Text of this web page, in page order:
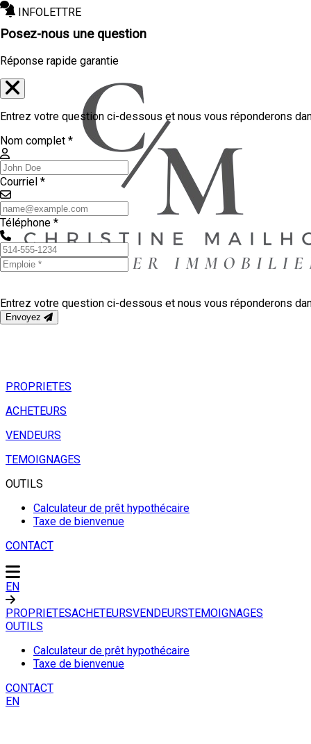
INFOLETTRE
PROPRIETES
ACHETEURS
VENDEURS
TEMOIGNAGES
OUTILS
Calculateur de prêt hypothécaire
Taxe de bienvenue
CONTACT
EN
PROPRIETESACHETEURSVENDEURSTEMOIGNAGES
OUTILS
Calculateur de prêt hypothécaire
Taxe de bienvenue
CONTACT
EN
Posez-nous une question
Réponse rapide garantie
Entrez votre question ci-dessous et nous vous réponderons
Nom complet *
Courriel *
Téléphone *
Entrez votre question ci-dessous et nous vous réponderons
Envoyez